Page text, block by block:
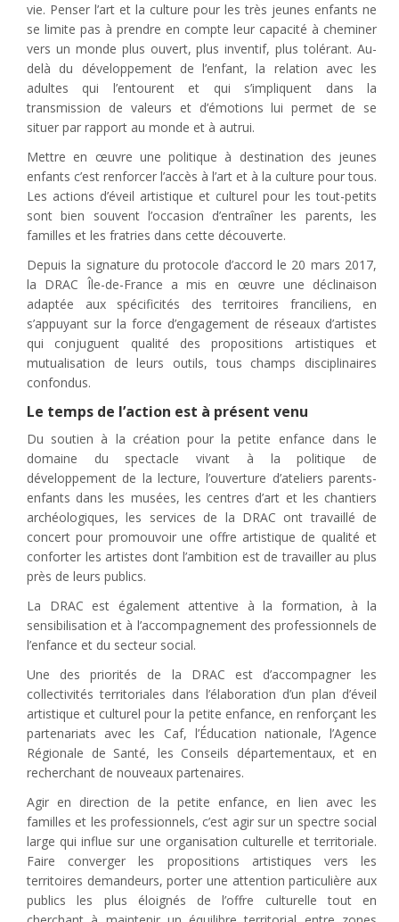
vie. Penser l’art et la culture pour les très jeunes enfants ne
se limite pas à prendre en compte leur capacité à cheminer
vers un monde plus ouvert, plus inventif, plus tolérant. Au-
delà du développement de l’enfant, la relation avec les
adultes qui l’entourent et qui s’impliquent dans la
transmission de valeurs et d’émotions lui permet de se
situer par rapport au monde et à autrui.
Mettre en œuvre une politique à destination des jeunes
enfants c’est renforcer l’accès à l’art et à la culture pour tous.
Les actions d’éveil artistique et culturel pour les tout-petits
sont bien souvent l’occasion d’entraîner les parents, les
familles et les fratries dans cette découverte.
Depuis la signature du protocole d’accord le 20 mars 2017,
la DRAC Île-de-France a mis en œuvre une déclinaison
adaptée aux spécificités des territoires franciliens, en
s’appuyant sur la force d’engagement de réseaux d’artistes
qui conjuguent qualité des propositions artistiques et
mutualisation de leurs outils, tous champs disciplinaires
confondus.
Le temps de l’action est à présent venu
Du soutien à la création pour la petite enfance dans le
domaine du spectacle vivant à la politique de
développement de la lecture, l’ouverture d’ateliers parents-
enfants dans les musées, les centres d’art et les chantiers
archéologiques, les services de la DRAC ont travaillé de
concert pour promouvoir une offre artistique de qualité et
conforter les artistes dont l’ambition est de travailler au plus
près de leurs publics.
La DRAC est également attentive à la formation, à la
sensibilisation et à l’accompagnement des professionnels de
l’enfance et du secteur social.
Une des priorités de la DRAC est d’accompagner les
collectivités territoriales dans l’élaboration d’un plan d’éveil
artistique et culturel pour la petite enfance, en renforçant les
partenariats avec les Caf, l’Éducation nationale, l’Agence
Régionale de Santé, les Conseils départementaux, et en
recherchant de nouveaux partenaires.
Agir en direction de la petite enfance, en lien avec les
familles et les professionnels, c’est agir sur un spectre social
large qui influe sur une organisation culturelle et territoriale.
Faire converger les propositions artistiques vers les
territoires demandeurs, porter une attention particulière aux
publics les plus éloignés de l’offre culturelle tout en